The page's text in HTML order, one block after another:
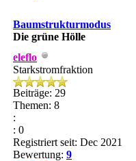
Baumstrukturmodus
Die grüne Hölle
eleflo
Starkstromfraktion
Beiträge: 29
Themen: 8
:
: 0
Registriert seit: Dec 2021
Bewertung: 9